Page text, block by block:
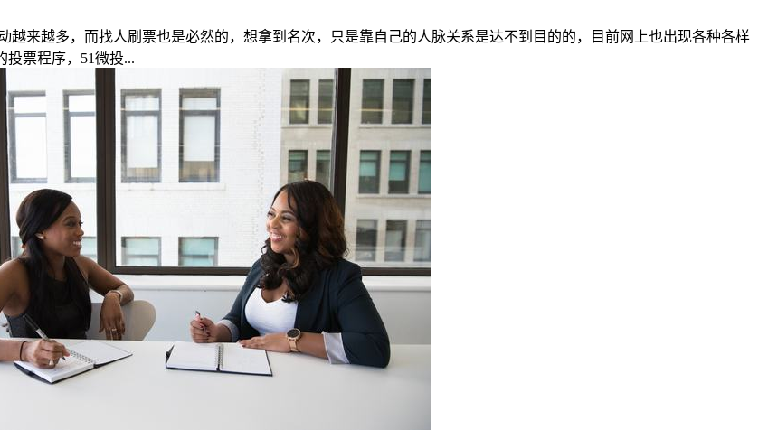
来越多，而找人刷票也是必然的，想拿到名次，只是靠自己的人脉关系是达不到目的的，目前网上也出现各种各样
投票程序，51微投...